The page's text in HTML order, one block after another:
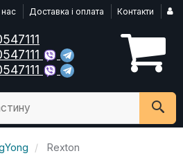
Доставка і оплата Контакти
Rexton